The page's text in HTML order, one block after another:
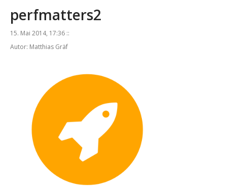
perfmatters2
15. Mai 2014, 17:36 ::
Autor: Matthias Gräf